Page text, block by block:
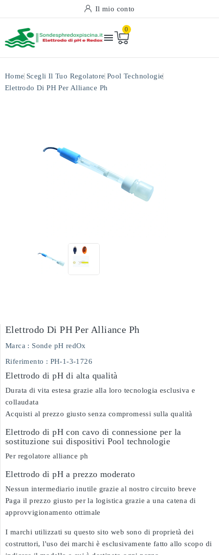
Il mio conto

0
Home Scegli Il Tuo Regolatore Pool Technologie
Elettrodo Di PH Per Alliance Ph
Elettrodo Di PH Per Alliance Ph
Marca : Sonde pH redOx
Riferimento : PH-1-3-1726
Elettrodo di pH di alta qualità
Durata di vita estesa grazie alla loro tecnologia esclusiva e
collaudata
Acquisti al prezzo giusto senza compromessi sulla qualità
Elettrodo di pH con cavo di connessione per la
sostituzione sui dispositivi Pool technologie
Per regolatore alliance ph
Elettrodo di pH a prezzo moderato
Nessun intermediario inutile grazie al nostro circuito breve
Paga il prezzo giusto per la logistica grazie a una catena di
approvvigionamento ottimale
I marchi utilizzati su questo sito web sono di proprietà dei
costruttori, l'uso dei marchi è esclusivamente fatto allo scopo di